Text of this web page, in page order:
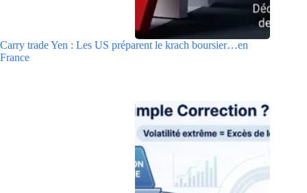
Carry trade Yen : Les US préparent le krach boursier…en
France